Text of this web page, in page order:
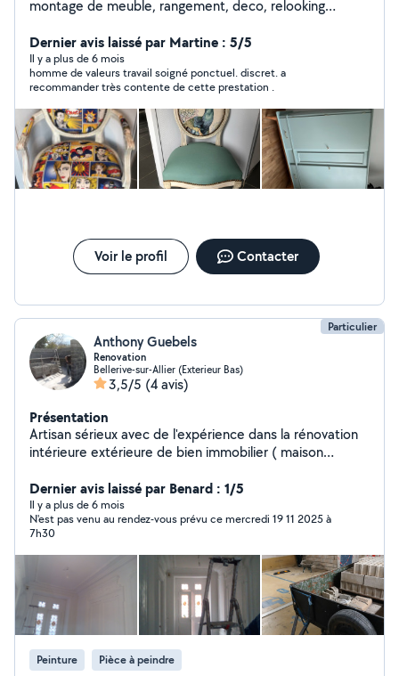
montage de meuble, rangement, deco, relooking
Dernier avis laissé par Martine : 5/5
Il y a plus de 6 mois
homme de valeurs travail soigné ponctuel. discret. a
recommander très contente de cette prestation .
Voir le profil Contacter
Particulier
Anthony Guebels
Renovation
Bellerive-sur-Allier (Exterieur Bas)
3,5/5 (4 avis)
Présentation
Artisan sérieux avec de l'expérience dans la rénovation
intérieure extérieure de bien immobilier ( maison
Dernier avis laissé par Benard : 1/5
Il y a plus de 6 mois
N'est pas venu au rendez-vous prévu ce mercredi 19 11 2025 à
7h30
Peinture Pièce à peindre